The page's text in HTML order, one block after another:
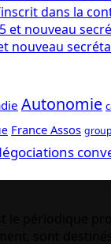
dans la
nouveau
Autonomie
France Assos